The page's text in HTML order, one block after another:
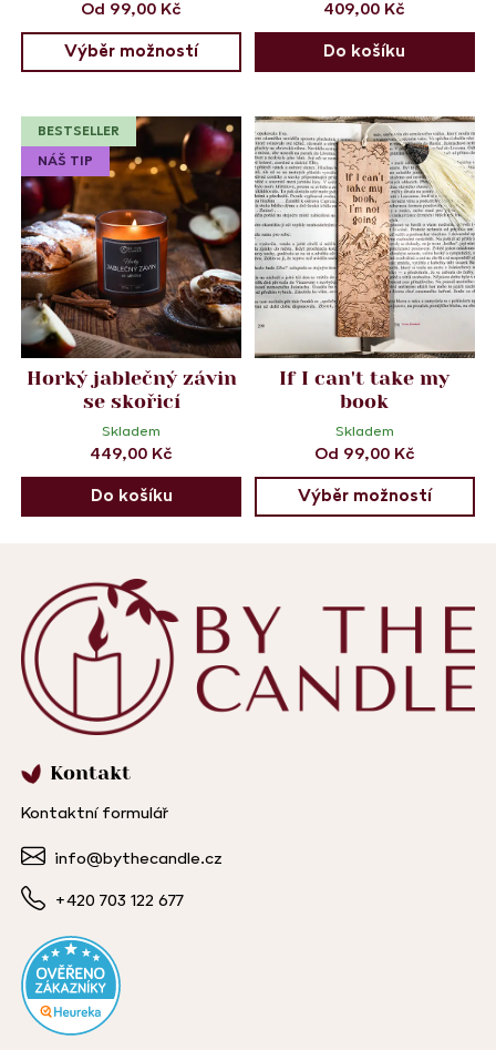
Od 99,00 Kč
Výběr možností
409,00 Kč
Do košíku
BESTSELLER
NÁŠ TIP
Horký jablečný závin
se skořicí
Skladem
449,00 Kč
Do košíku
If I can't take my
book
Skladem
Od 99,00 Kč
Výběr možností
Kontakt
Kontaktní formulář
info@bythecandle.cz
+420 703 122 677